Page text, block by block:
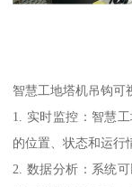
智慧工地塔机吊钩可
1. 实时监控：智慧
的位置、状态和运行
2. 数据分析：系统